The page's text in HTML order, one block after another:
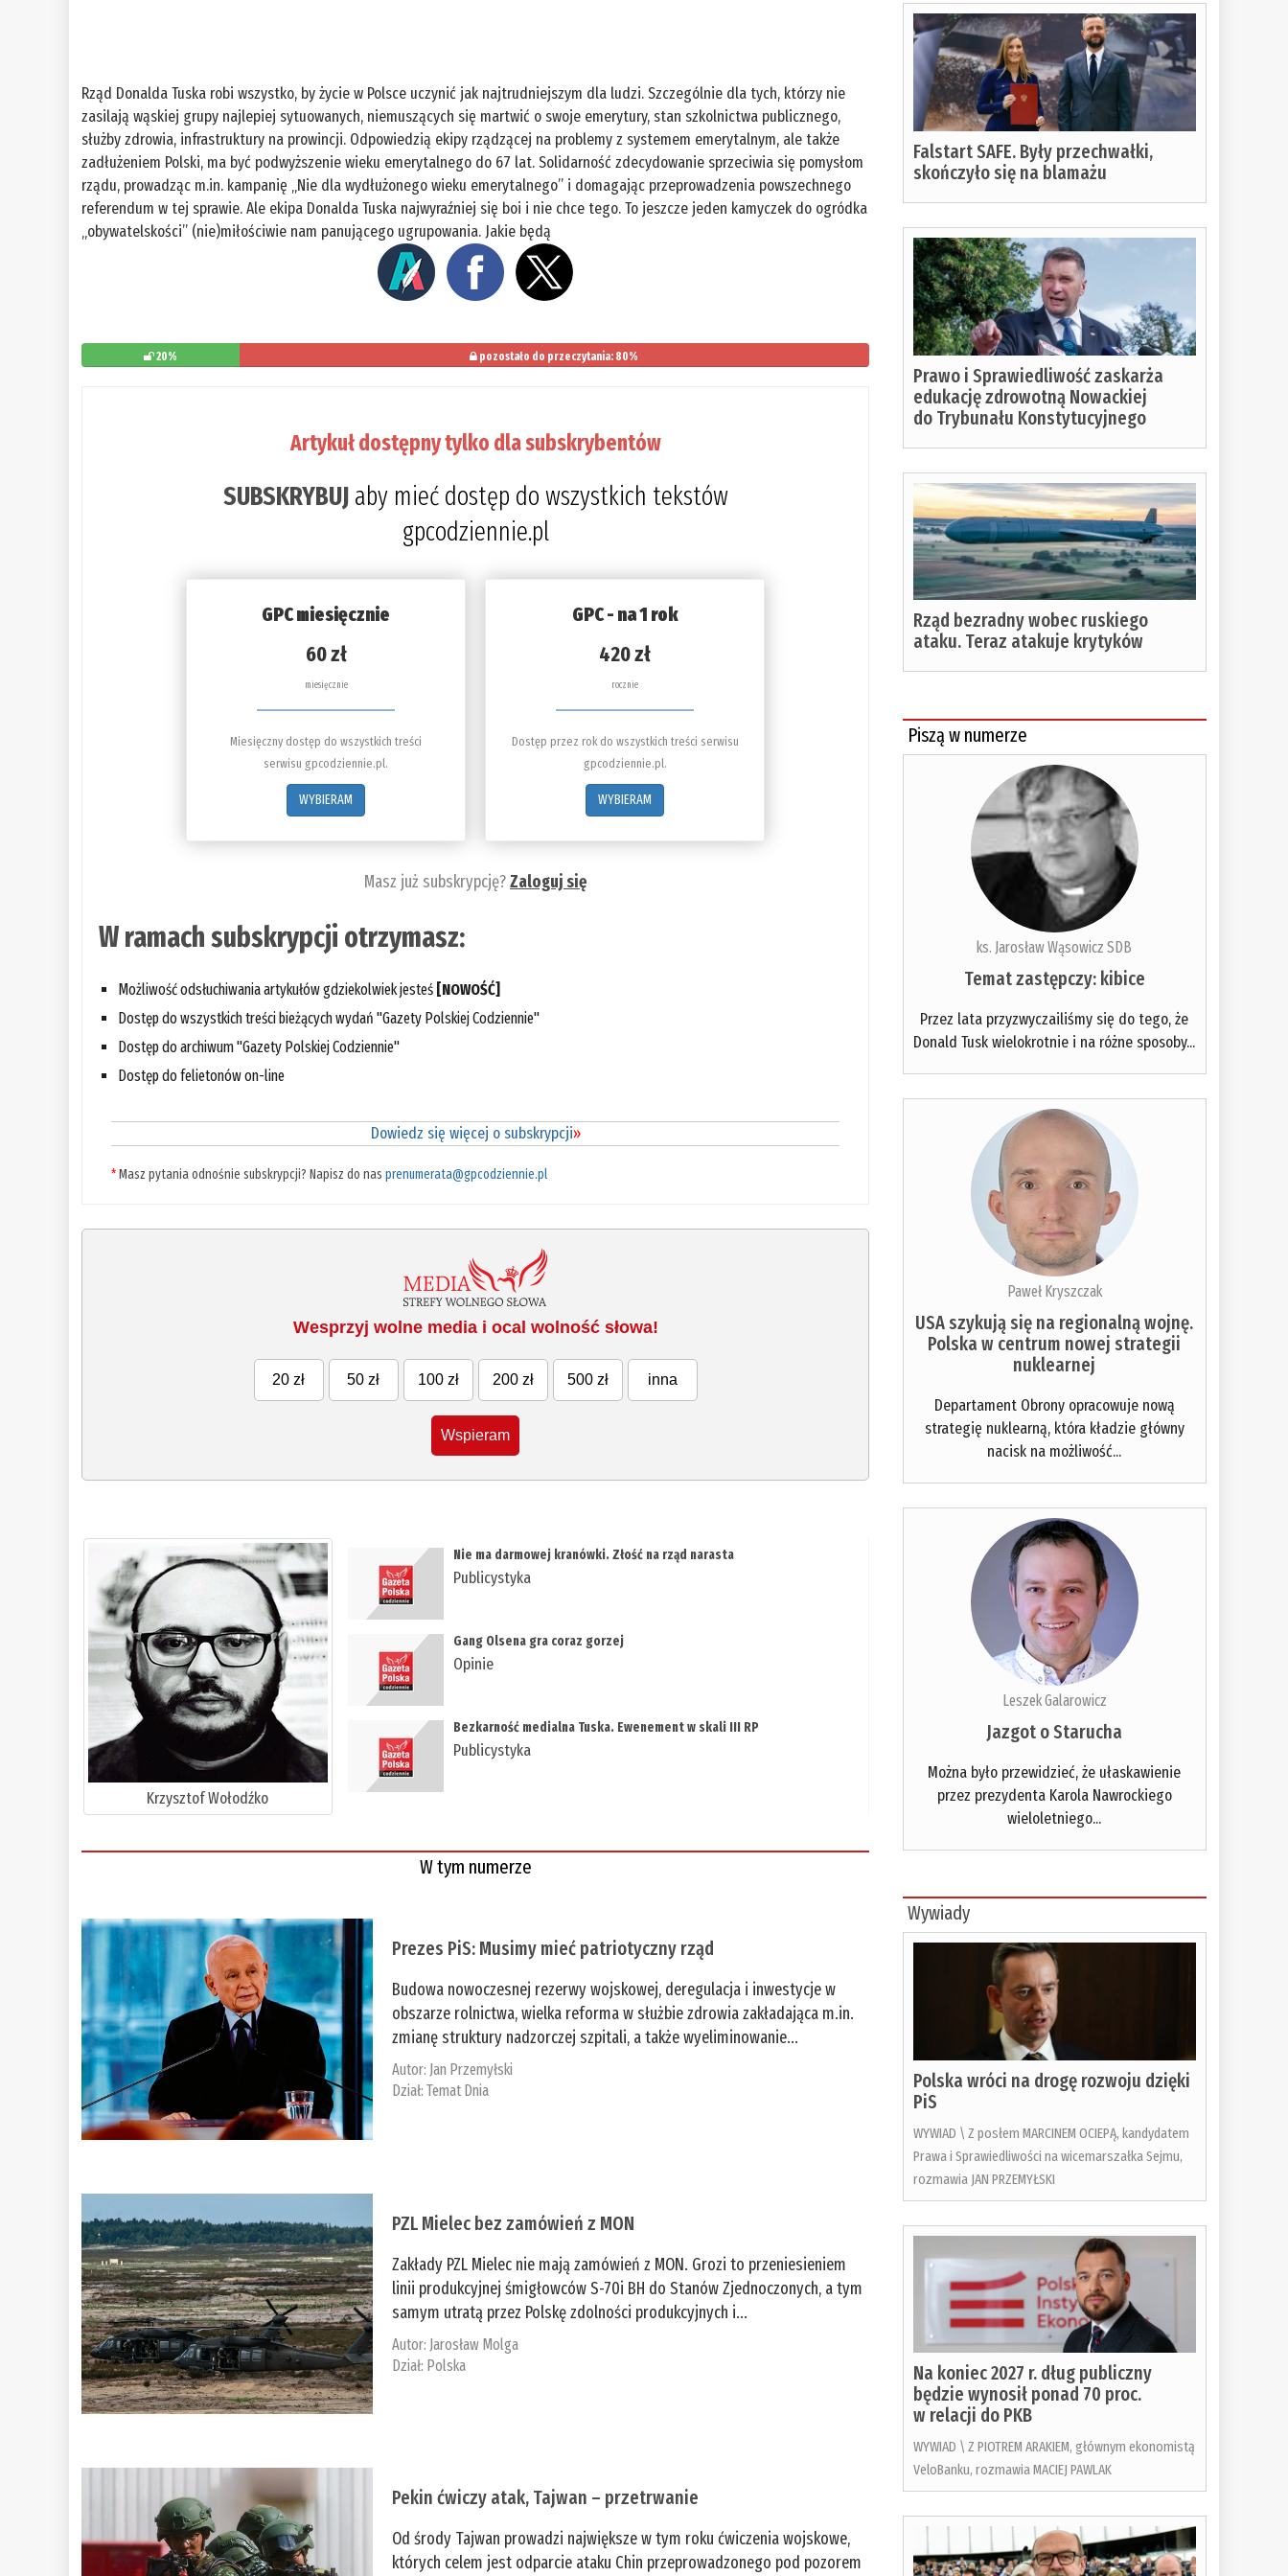
Rząd Donalda Tuska robi wszystko, by życie w Polsce uczynić jak najtrudniejszym dla ludzi. Szczególnie dla tych, którzy nie
zasilają wąskiej grupy najlepiej sytuowanych, niemuszących się martwić o swoje emerytury, stan szkolnictwa publicznego,
służby zdrowia, infrastruktury na prowincji. Odpowiedzią ekipy rządzącej na problemy z systemem emerytalnym, ale także
zadłużeniem Polski, ma być podwyższenie wieku emerytalnego do 67 lat. Solidarność zdecydowanie sprzeciwia się pomysłom
rządu, prowadząc m.in. kampanię „Nie dla wydłużonego wieku emerytalnego” i domagając przeprowadzenia powszechnego
referendum w tej sprawie. Ale ekipa Donalda Tuska najwyraźniej się boi i nie chce tego. To jeszcze jeden kamyczek do ogródka
„obywatelskości” (nie)miłościwie nam panującego ugrupowania. Jakie będą
20% pozostało do przeczytania: 80%
Artykuł dostępny tylko dla subskrybentów
SUBSKRYBUJaby mieć dostęp do wszystkich tekstów
gpcodziennie.pl
GPC miesięcznie
60 zł
miesięcznie
Miesięczny dostęp do wszystkich treści
serwisu gpcodziennie.pl.
WYBIERAM
GPC - na 1 rok
420 zł
rocznie
Dostęp przez rok do wszystkich treści serwisu
gpcodziennie.pl.
WYBIERAM
Masz już subskrypcję?Zaloguj się
W ramach subskrypcji otrzymasz:
Możliwość odsłuchiwania artykułów gdziekolwiek jesteś [NOWOŚĆ]
Dostęp do wszystkich treści bieżących wydań "Gazety Polskiej Codziennie"
Dostęp do archiwum "Gazety Polskiej Codziennie"
Dostęp do felietonów on-line
Dowiedz się więcej o subskrypcji»
*Masz pytania odnośnie subskrypcji? Napisz do nasprenumerata@gpcodziennie.pl
Wesprzyj wolne media i ocal wolność słowa!
20 zł 50 zł 100 zł 200 zł 500 zł inna
Wspieram
Krzysztof Wołodźko
Nie ma darmowej kranówki. Złość na rząd narasta
Publicystyka
Gang Olsena gra coraz gorzej
Opinie
Bezkarność medialna Tuska. Ewenement w skali III RP
Publicystyka
W tym numerze
Prezes PiS: Musimy mieć patriotyczny rząd
Budowa nowoczesnej rezerwy wojskowej, deregulacja i inwestycje w
obszarze rolnictwa, wielka reforma w służbie zdrowia zakładająca m.in.
zmianę struktury nadzorczej szpitali, a także wyeliminowanie...
Autor: Jan Przemyłski
Dział:Temat Dnia
PZL Mielec bez zamówień z MON
Zakłady PZL Mielec nie mają zamówień z MON. Grozi to przeniesieniem
linii produkcyjnej śmigłowców S-70i BH do Stanów Zjednoczonych, a tym
samym utratą przez Polskę zdolności produkcyjnych i...
Autor: Jarosław Molga
Dział: Polska
Pekin ćwiczy atak, Tajwan – przetrwanie
Od środy Tajwan prowadzi największe w tym roku ćwiczenia wojskowe,
których celem jest odparcie ataku Chin przeprowadzonego pod pozorem
Falstart SAFE. Były przechwałki,
skończyło się na blamażu
Prawo i Sprawiedliwość zaskarża
edukację zdrowotną Nowackiej
do Trybunału Konstytucyjnego
Rząd bezradny wobec ruskiego
ataku. Teraz atakuje krytyków
Piszą w numerze
ks. Jarosław Wąsowicz SDB
Temat zastępczy: kibice
Przez lata przyzwyczailiśmy się do tego, że
Donald Tusk wielokrotnie i na różne sposoby...
Paweł Kryszczak
USA szykują się na regionalną wojnę.
Polska w centrum nowej strategii
nuklearnej
Departament Obrony opracowuje nową
strategię nuklearną, która kładzie główny
nacisk na możliwość...
Leszek Galarowicz
Jazgot o Starucha
Można było przewidzieć, że ułaskawienie
przez prezydenta Karola Nawrockiego
wieloletniego...
Wywiady
Polska wróci na drogę rozwoju dzięki
PiS
WYWIAD \ Z posłem MARCINEM OCIEPĄ, kandydatem
Prawa i Sprawiedliwości na wicemarszałka Sejmu,
rozmawia JAN PRZEMYŁSKI
Na koniec 2027 r. dług publiczny
będzie wynosił ponad 70 proc.
w relacji do PKB
WYWIAD \ Z PIOTREM ARAKIEM, głównym ekonomistą
VeloBanku, rozmawia MACIEJ PAWLAK